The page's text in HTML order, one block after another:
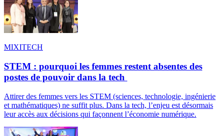
MIXITECH
STEM : pourquoi les femmes restent absentes des
postes de pouvoir dans la tech
Attirer des femmes vers les STEM (sciences, technologie, ingénierie
et mathématiques) ne suffit plus. Dans la tech, l’enjeu est désormais
leur accès aux décisions qui façonnent l’économie numérique.